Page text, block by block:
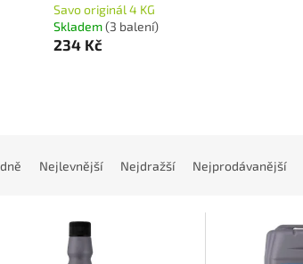
Savo originál 4 KG
Skladem(3 balení)
234 Kč
Nejlevnější Nejdražší Nejprodávanější